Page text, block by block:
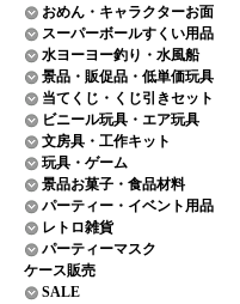
おめん・キャラクターお面
スーパーボールすくい用品
水ヨーヨー釣り・水風船
景品・販促品・低単価玩具
当てくじ・くじ引きセット
ビニール玩具・エア玩具
文房具・工作キット
玩具・ゲーム
景品お菓子・食品材料
パーティー・イベント用品
レトロ雑貨
パーティーマスク
ケース販売
SALE